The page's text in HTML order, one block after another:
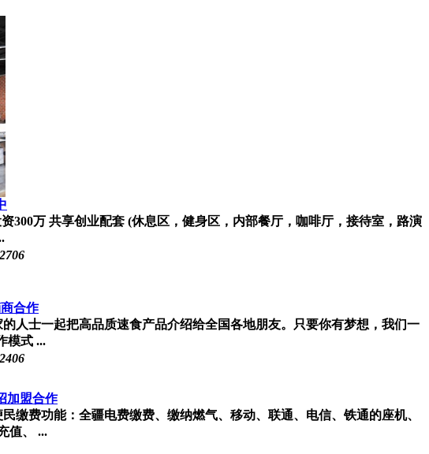
300万 共享创业配套 (休息区，健身区，内部餐厅，咖啡厅，接待室，路演
2706
合作
人士一起把高品质速食产品介绍给全国各地朋友。只要你有梦想，我们一
模式 ...
2406
加盟合作
费功能：全疆电费缴费、缴纳燃气、移动、联通、电信、铁通的座机、
值、 ...